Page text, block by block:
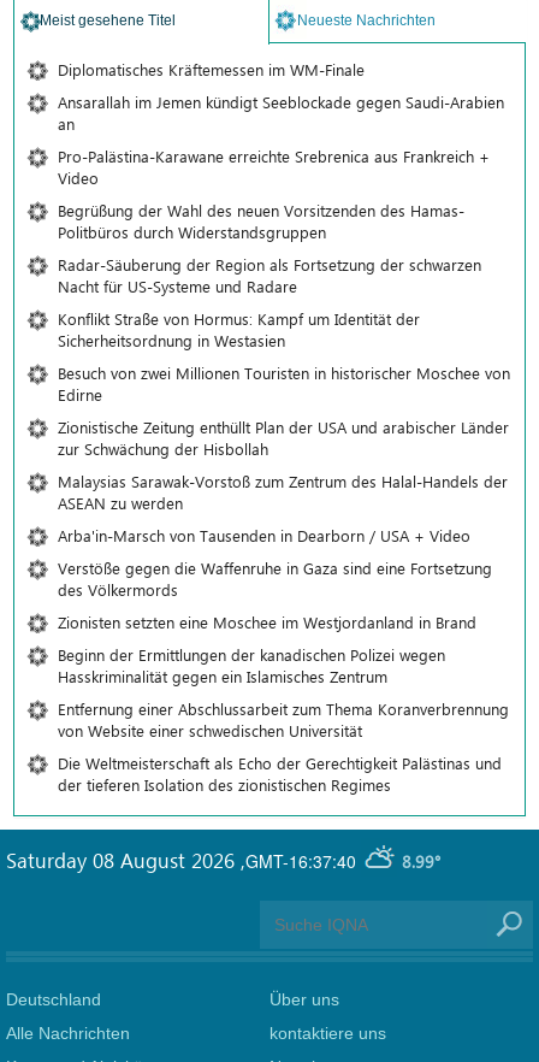
Meist gesehene Titel Neueste Nachrichten
Diplomatisches Kräftemessen im WM-Finale
Ansarallah im Jemen kündigt Seeblockade gegen Saudi-Arabien
an
Pro-Palästina-Karawane erreichte Srebrenica aus Frankreich +
Video
Begrüßung der Wahl des neuen Vorsitzenden des Hamas-
Politbüros durch Widerstandsgruppen
Radar-Säuberung der Region als Fortsetzung der schwarzen
Nacht für US-Systeme und Radare
Konflikt Straße von Hormus: Kampf um Identität der
Sicherheitsordnung in Westasien
Besuch von zwei Millionen Touristen in historischer Moschee von
Edirne
Zionistische Zeitung enthüllt Plan der USA und arabischer Länder
zur Schwächung der Hisbollah
Malaysias Sarawak-Vorstoß zum Zentrum des Halal-Handels der
ASEAN zu werden
Arba'in-Marsch von Tausenden in Dearborn / USA + Video
Verstöße gegen die Waffenruhe in Gaza sind eine Fortsetzung
des Völkermords
Zionisten setzten eine Moschee im Westjordanland in Brand
Beginn der Ermittlungen der kanadischen Polizei wegen
Hasskriminalität gegen ein Islamisches Zentrum
Entfernung einer Abschlussarbeit zum Thema Koranverbrennung
von Website einer schwedischen Universität
Die Weltmeisterschaft als Echo der Gerechtigkeit Palästinas und
der tieferen Isolation des zionistischen Regimes
GMT-16:37:40 8.99°
Saturday 08 August 2026 ,
Deutschland
Alle Nachrichten
Über uns
kontaktiere uns